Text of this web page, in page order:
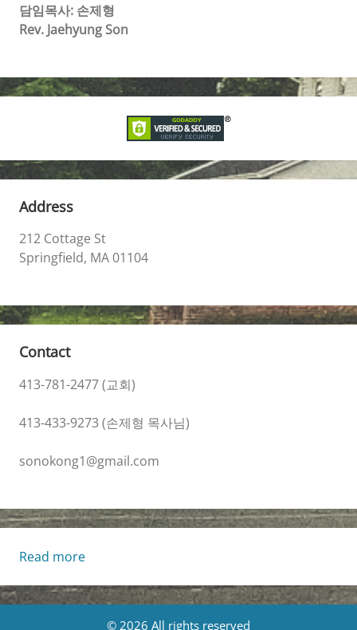
담임목사: 손제형
Rev. Jaehyung Son
Address
212 Cottage St
Springfield, MA 01104
Contact
413-781-2477 (교회)
413-433-9273 (손제형 목사님)
sonokong1@gmail.com
Read more:
교
© 2026 All rights reserved